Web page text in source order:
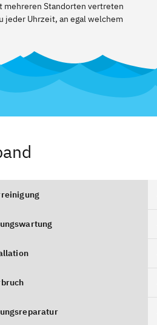
mehreren Standorten vertreten
jeder Uhrzeit, an egal welchem